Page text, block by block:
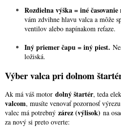
Rozdielna výška = iné časovanie
vám zdvihne hlavu valca a môže
ventilov alebo napínakom reťaze.
Iný priemer čapu = iný piest.
ložiská.
Výber valca pri dolnom
Ak má váš motor dolný štartér, teda
valcom, musíte venovať pozornosť
valec má potrebný zárez (výlisok) na
za nový si preto overte: